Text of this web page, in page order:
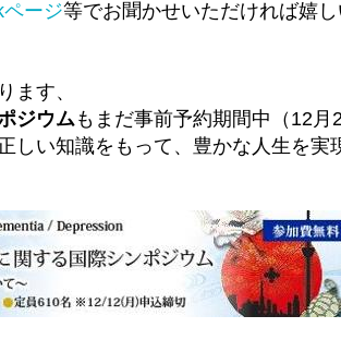
ージ等でお聞かせいただければ嬉
ます、
ジウムもまだ事前予約期間中（12月
しい知識をもって、豊かな人生を実